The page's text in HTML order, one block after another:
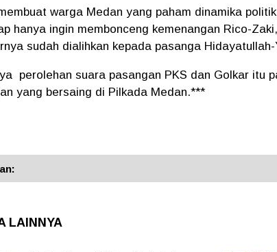
warga Medan yang paham dinamika
hanya ingin membonceng kemenangan Rico-
sudah dialihkan kepada pasanga
perolehan suara pasangan PKS dan Golkar itu
yang bersaing di Pilkada Medan.***
LAINNYA